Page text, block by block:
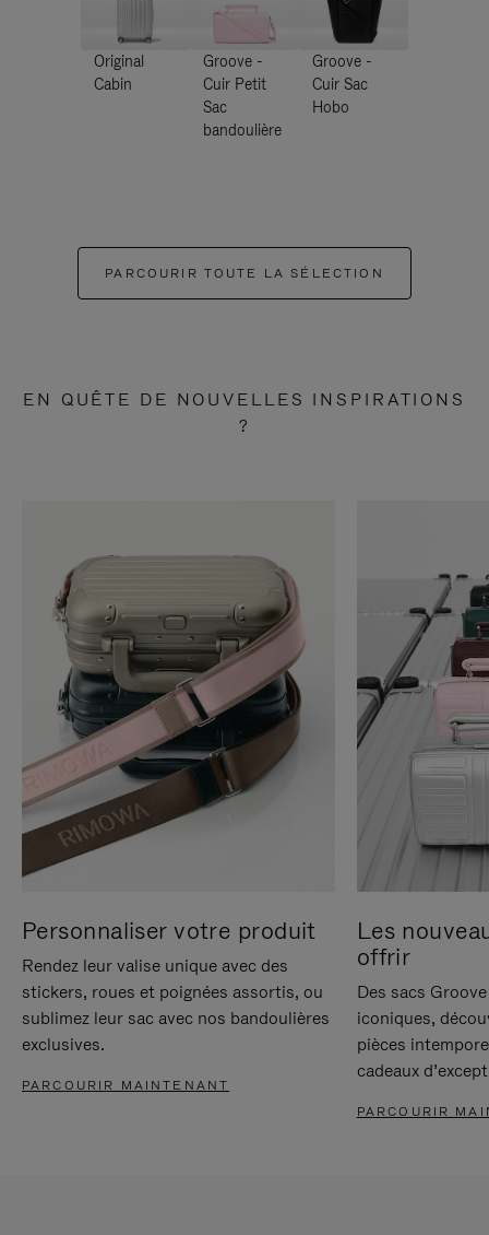
Original
Cabin
Groove -
Cuir Petit
Sac
bandoulière
Groove -
Cuir Sac
Hobo
PARCOURIR TOUTE LA SÉLECTION
EN QUÊTE DE NOUVELLES INSPIRATIONS
?
Personnaliser votre produit
Rendez leur valise unique avec des
stickers, roues et poignées assortis, ou
sublimez leur sac avec nos bandoulières
exclusives.
PARCOURIR MAINTENANT
Les
offrir
Des sacs
iconiques,
pièces
cadeaux
PARCOURIR